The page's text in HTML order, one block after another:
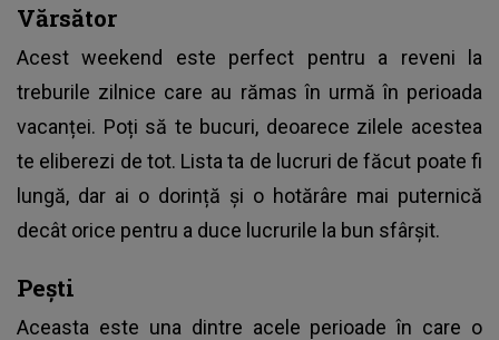
Vărsător
Acest weekend este perfect pentru a reveni la
treburile zilnice care au rămas în urmă în perioada
vacanței. Poți să te bucuri, deoarece zilele acestea
te eliberezi de tot. Lista ta de lucruri de făcut poate fi
lungă, dar ai o dorință și o hotărâre mai puternică
decât orice pentru a duce lucrurile la bun sfârșit.
Pești
Aceasta este una dintre acele perioade în care o